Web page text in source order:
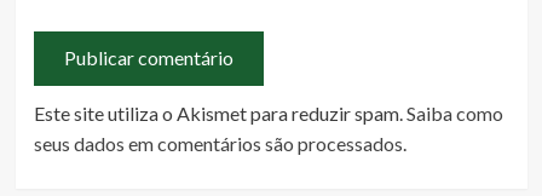
Este site utiliza o Akismet para reduzir spam. Saiba como
seus dados em comentários são processados